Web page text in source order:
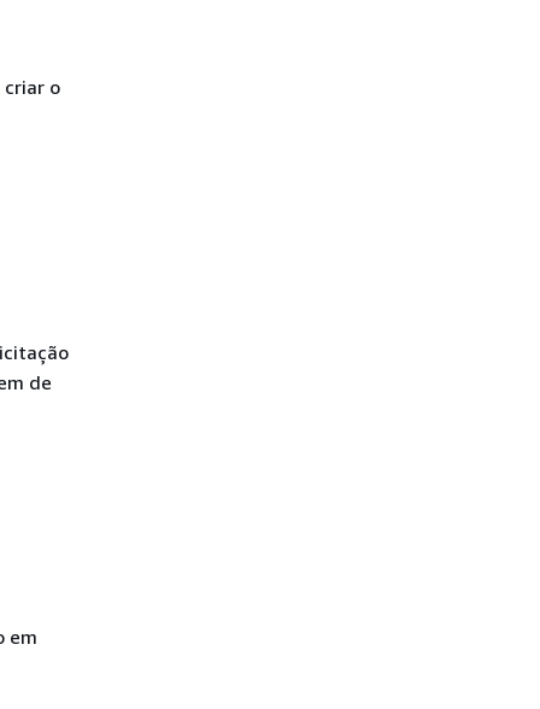
criar o
de
em